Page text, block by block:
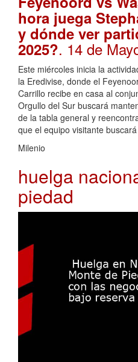
hora juega
y dónde ver
2025?. 14 de
Este miércoles inicia la
la Eredivise, donde el
Carrillo recibe en casa al
Orgullo del Sur buscará
de la tabla general y
que el equipo visitante
Milenio
huelga
piedad